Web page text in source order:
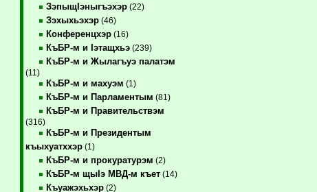
ЗэпыщIэныгъэхэр(22)
Зэхыхьэхэр(46)
Конференцхэр(16)
КъБР-м и Iэтащхьэ(239)
КъБР-м и Жылагъуэ палатэм
(11)
КъБР-м и махуэм (1)
КъБР-м и Парламентым (81)
КъБР-м и Правительствэм
(316)
КъБР-м и Президентым
къыхуатххэр(1)
КъБР-м и прокуратурэм (2)
КъБР-м щыIэ МВД-м къет(14)
Къуажэхьхэр(2)